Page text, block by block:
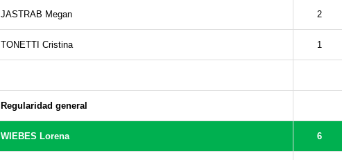
JASTRAB Megan 2
TONETTI Cristina 1
Regularidad general
WIEBES Lorena 6